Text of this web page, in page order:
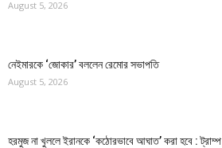
August 5, 2026
নেইমারকে ‘জোকার’ বললেন রেমোর সভাপতি
August 5, 2026
হরমুজ না খুললে ইরানকে ‘কঠোরভাবে আঘাত’ করা হবে : ট্রাম্প